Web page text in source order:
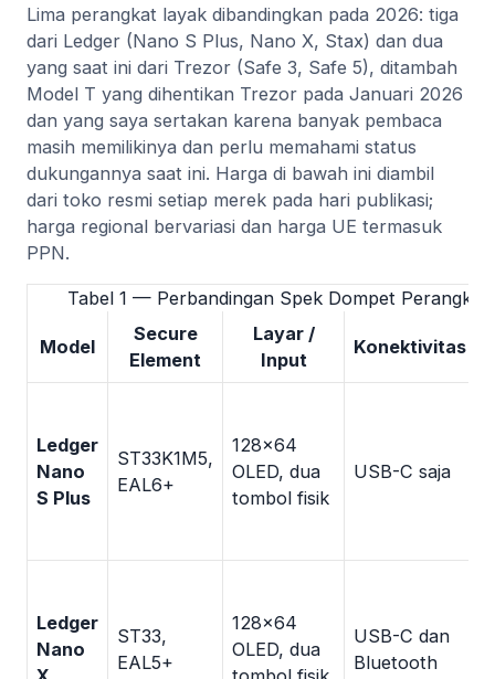
Lima perangkat layak dibandingkan pada 2026: tiga
dari Ledger (Nano S Plus, Nano X, Stax) dan dua
yang saat ini dari Trezor (Safe 3, Safe 5), ditambah
Model T yang dihentikan Trezor pada Januari 2026
dan yang saya sertakan karena banyak pembaca
masih memilikinya dan perlu memahami status
dukungannya saat ini. Harga di bawah ini diambil
dari toko resmi setiap merek pada hari publikasi;
harga regional bervariasi dan harga UE termasuk
PPN.
Tabel 1 — Perbandingan Spek Dompet
Model
Secure
Element
Layar /
Input
Konektivitas
Ledger
Nano
S Plus
ST33K1M5,
EAL6+
128×64
OLED, dua
tombol fisik
USB-C saja
Ledger
Nano
ST33,
EAL5+
128×64
OLED, dua
USB-C dan
Bluetooth